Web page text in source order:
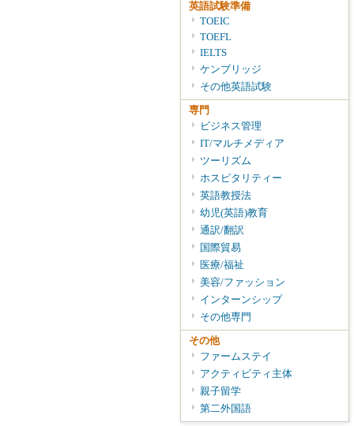
英語試験準備
TOEIC
TOEFL
IELTS
ケンブリッジ
その他英語試験
専門
ビジネス管理
IT/マルチメディア
ツーリズム
ホスピタリティー
英語教授法
幼児(英語)教育
通訳/翻訳
国際貿易
医療/福祉
美容/ファッション
インターンシップ
その他専門
その他
ファームステイ
アクティビティ主体
親子留学
第二外国語